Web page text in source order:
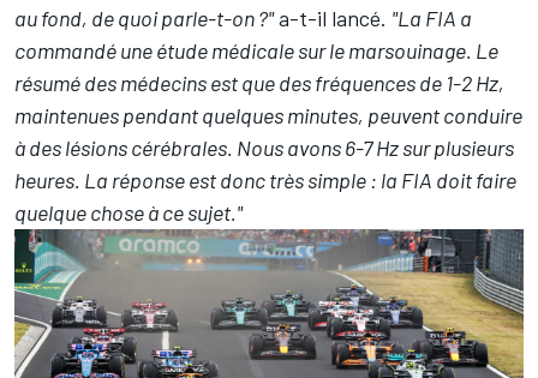
au fond, de quoi parle-t-on ?"a-t-il lancé. "La FIA a
commandé une étude médicale sur le marsouinage. Le
résumé des médecins est que des fréquences de 1-2 Hz,
maintenues pendant quelques minutes, peuvent conduire
à des lésions cérébrales. Nous avons 6-7 Hz sur plusieurs
heures. La réponse est donc très simple : la FIA doit faire
quelque chose à ce sujet."